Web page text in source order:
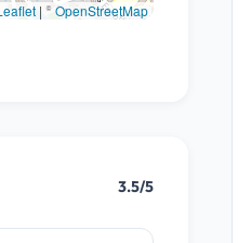
| ©OpenStreetMap
3.5/5